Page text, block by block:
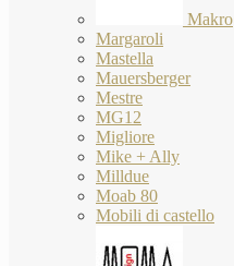
Makro
Margaroli
Mastella
Mauersberger
Mestre
MG12
Migliore
Mike + Ally
Milldue
Moab 80
Mobili di castello